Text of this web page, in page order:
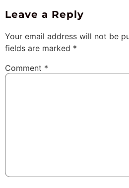
Leave a Reply
Your email address will not be
fields are marked *
Comment *